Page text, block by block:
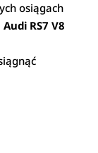
osiągach
RS7 V8